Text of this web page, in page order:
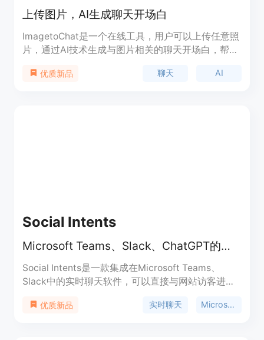
上传图片，AI生成聊天开场白
ImagetoChat是一个在线工具，用户可以上传任意照
片，通过AI技术生成与图片相关的聊天开场白，帮助
上传图片、AI生成聊天开场白、保存并分享对话内容
优质新品 聊天 AI
Social Intents
Microsoft Teams、Slack、ChatGPT的最佳实时聊天软件
Social Intents是一款集成在Microsoft Teams、
Slack中的实时聊天软件，可以直接与网站访客进行
您的数据进行训练。它具有定制化的聊天设置、自定
优质新品 实时聊天 Microsoft Teams